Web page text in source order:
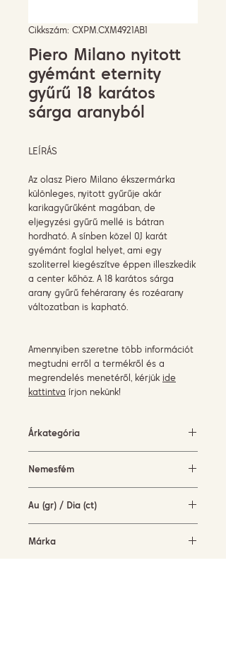
Cikkszám: CXPM.CXM4921AB1
Piero Milano nyitott
gyémánt eternity
gyűrű 18 karátos
sárga aranyból
LEÍRÁS
Az olasz Piero Milano ékszermárka
különleges, nyitott gyűrűje akár
karikagyűrűként magában, de
eljegyzési gyűrű mellé is bátran
hordható. A sínben közel 0,1 karát
gyémánt foglal helyet, ami egy
szoliterrel kiegészítve éppen illeszkedik
a center kőhöz. A 18 karátos sárga
arany gyűrű fehérarany és rozéarany
változatban is kapható.
Amennyiben szeretne több információt
megtudni erről a termékről és a
megrendelés menetéről, kérjük ide
kattintva írjon nekünk!
Árkategória
Nemesfém
Au (gr) / Dia (ct)
Márka